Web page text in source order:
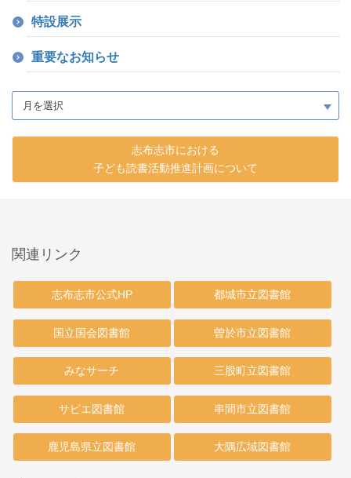
特設展示
重要なお知らせ
志布志市における
子ども読書活動推進計画について
関連リンク
志布志市公式HP
国立国会図書館
みなサーチ
サピエ図書館
鹿児島県立図書館
都城市立図書館
曽於市立図書館
三股町立図書館
串間市立図書館
大隅広域図書館